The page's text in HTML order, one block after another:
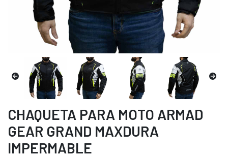
CHAQUETA PARA MOTO ARMAD
GEAR GRAND MAXDURA
IMPERMABLE